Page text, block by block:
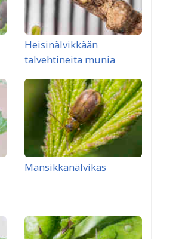
Heisinälvikkään
talvehtineita munia
Mansikkanälvikäs